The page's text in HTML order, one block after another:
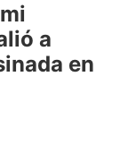
a
en